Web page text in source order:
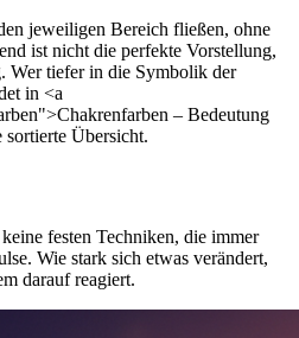
jeweiligen Bereich fließen, ohne
ist nicht die perfekte Vorstellung,
Wer tiefer in die Symbolik der
in <a
– Bedeutung
sortierte Übersicht.
festen Techniken, die immer
Wie stark sich etwas verändert,
darauf reagiert.